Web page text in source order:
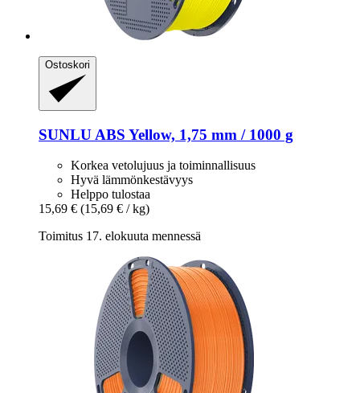
Ostoskori
SUNLU ABS Yellow, 1,75 mm / 1000 g
Korkea vetolujuus ja toiminnallisuus
Hyvä lämmönkestävyys
Helppo tulostaa
15,69 € (15,69 € / kg)
Toimitus 17. elokuuta mennessä